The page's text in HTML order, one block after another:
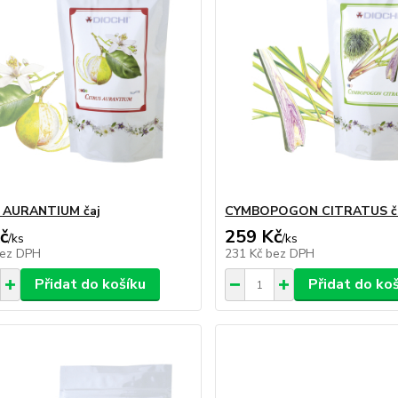
čaj
/ks
DPH
Přidat do košíku
CYMBOPOGON CITRATUS
259 Kč/ks
231 Kč bez DPH
Přidat do